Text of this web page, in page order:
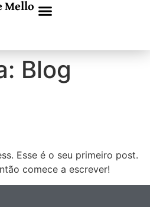
Mello
Blog
Esse é o seu primeiro post.
comece a escrever!